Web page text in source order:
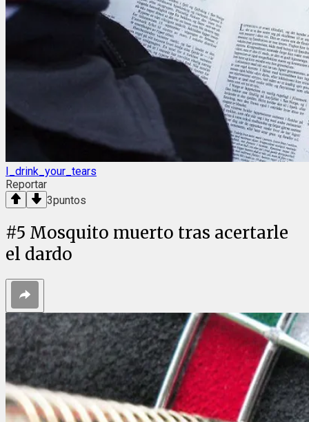
I_drink_your_tears
Reportar
3puntos
#5 Mosquito muerto tras acertarle
el dardo